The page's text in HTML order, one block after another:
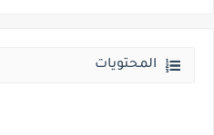
المحتويات